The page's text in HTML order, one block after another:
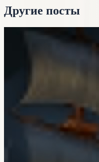
Другие посты